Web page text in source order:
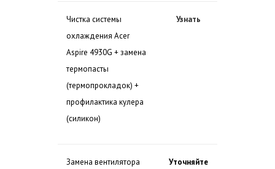
Чистка системы
охлаждения Acer
Aspire 4930G + замена
термопасты
(термопрокладок) +
профилактика кулера
(силикон)
Узнать
Замена вентилятора
Уточняйте